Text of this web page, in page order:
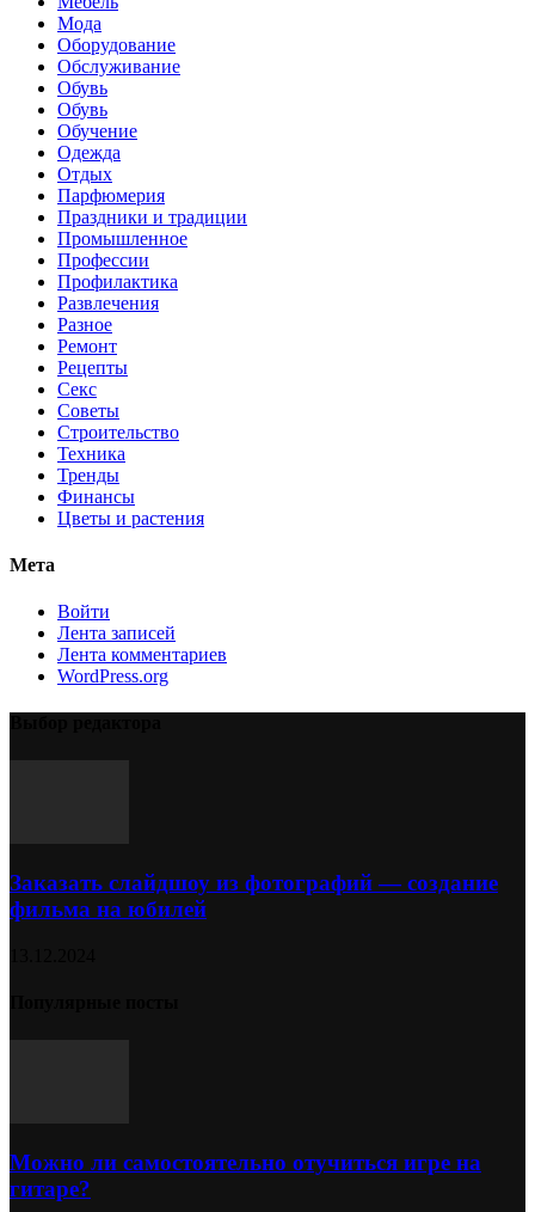
Мода
Оборудование
Обслуживание
Обувь
Обувь
Обучение
Одежда
Отдых
Парфюмерия
Праздники и традиции
Промышленное
Профессии
Профилактика
Развлечения
Разное
Ремонт
Рецепты
Секс
Советы
Строительство
Техника
Тренды
Финансы
Цветы и растения
Мета
Войти
Лента записей
Лента комментариев
WordPress.org
Заказать слайдшоу из фотографий — создание
фильма на юбилей
Можно ли самостоятельно отучиться игре на
гитаре?